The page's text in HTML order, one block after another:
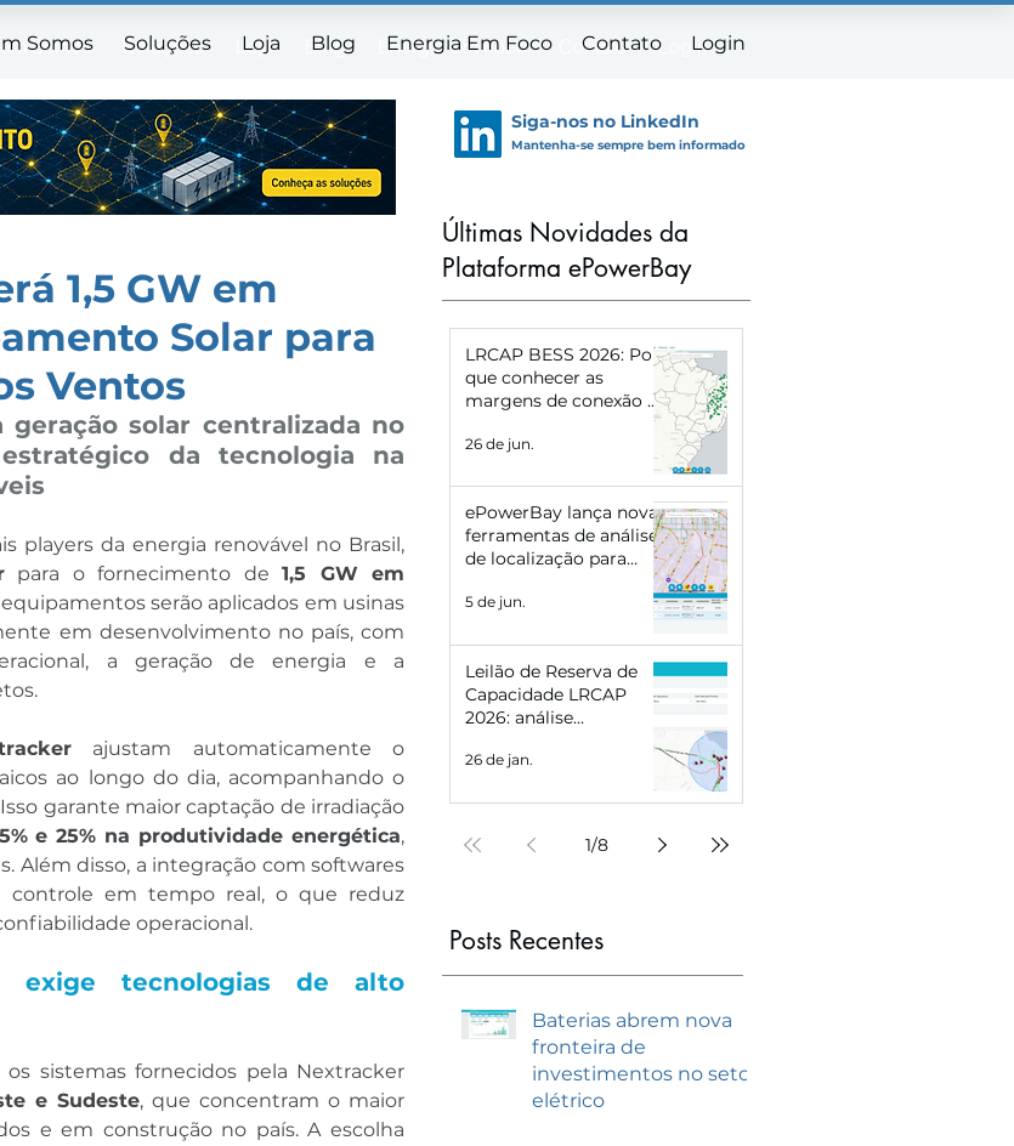
Somos Soluções Loja Blog Energia Em Foco Contato Login
Somos Soluções Loja Blog Energia Em Foco Contato Login
Siga-nos no LinkedIn
Mantenha-se sempre bem informado
1,5 GW em
Solar para
Ventos
solar centralizada no
da tecnologia na
players da energia renovável no Brasil,
para o fornecimento de 1,5 GW em
equipamentos serão aplicados em usinas
em desenvolvimento no país, com
a geração de energia e a
ajustam automaticamente o
ao longo do dia, acompanhando o
garante maior captação de irradiação
e 25% na produtividade energética,
Além disso, a integração com softwares
em tempo real, o que reduz
operacional.
exige tecnologias de alto
sistemas fornecidos pela Nextracker
e Sudeste, que concentram o maior
e em construção no país. A escolha
Últimas Novidades da
Plataforma ePowerBay
LRCAP BESS 2026: Por
que conhecer as
margens de conexão de
definir o sucesso do
26 de jun.
ePowerBay lança novas
ferramentas de análise
de localização para
Eletropostos e Geração
Distribuída
5 de jun.
Leilão de Reserva de
Capacidade LRCAP
2026: análise
preparar com
mercado
26 de jan.
1/8
Posts Recentes
Baterias abrem nova
fronteira de
investimentos no setor
elétrico